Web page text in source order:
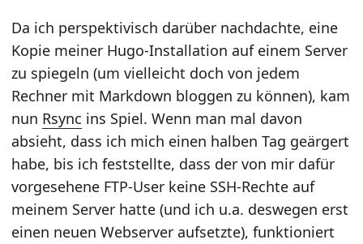
Da ich perspektivisch darüber nachdachte, eine
Kopie meiner Hugo-Installation auf einem Server
zu spiegeln (um vielleicht doch von jedem
Rechner mit Markdown bloggen zu können), kam
nun Rsync ins Spiel. Wenn man mal davon
absieht, dass ich mich einen halben Tag geärgert
habe, bis ich feststellte, dass der von mir dafür
vorgesehene FTP-User keine SSH-Rechte auf
meinem Server hatte (und ich u.a. deswegen erst
einen neuen Webserver aufsetzte), funktioniert